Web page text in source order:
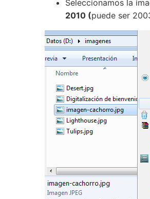
Seleccionamos la
2010 (puede ser